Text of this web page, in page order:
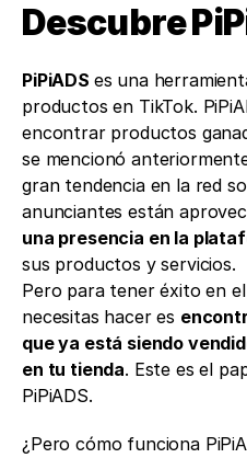
Descubre
PiPiADS es una
productos en TikTok.
encontrar productos
se mencionó
gran tendencia en la red
anunciantes están
una presencia en la
sus productos y servicios.
Pero para tener éxito en
necesitas hacer es
que ya está siendo
en tu tienda. Este es el
PiPiADS.
¿Pero cómo funciona